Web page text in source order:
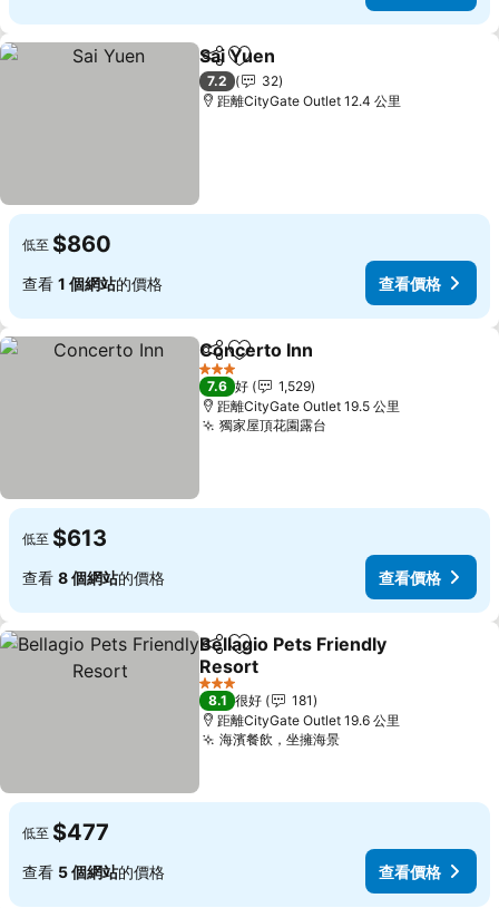
分享 放到收藏夾
Sai Yuen
7.2
32
距離CityGate Outlet 12.4 公里
低至 $860
查看 1 個網站的價格 查看價格
分享 放到收藏夾
Concerto Inn
3 星級
7.6 好
1,529
距離CityGate Outlet 19.5 公里
獨家屋頂花園露台
低至 $613
查看 8 個網站的價格 查看價格
分享 放到收藏夾
Bellagio Pets Friendly
Resort
查看價格
3 星級
8.1 很好
181
距離CityGate Outlet 19.6 公里
海濱餐飲，坐擁海景查看價格
低至 $477
查看 5 個網站的價格 查看價格